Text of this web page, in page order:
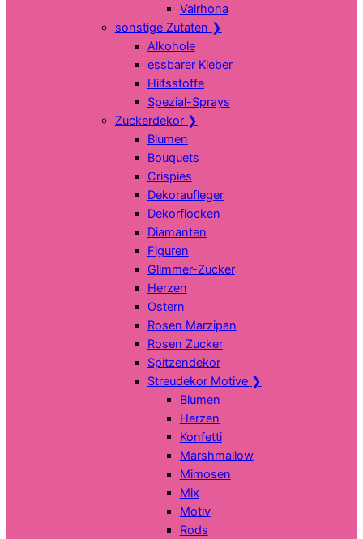
Valrhona
sonstige Zutaten ❯
Alkohole
essbarer Kleber
Hilfsstoffe
Spezial-Sprays
Zuckerdekor ❯
Blumen
Bouquets
Crispies
Dekoraufleger
Dekorflocken
Diamanten
Figuren
Glimmer-Zucker
Herzen
Ostern
Rosen Marzipan
Rosen Zucker
Spitzendekor
Streudekor Motive ❯
Blumen
Herzen
Konfetti
Marshmallow
Mimosen
Mix
Motiv
Rods